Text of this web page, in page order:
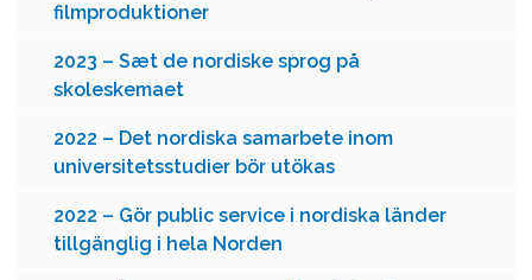
filmproduktioner
2023 – Sæt de nordiske sprog på
skoleskemaet
2022 – Det nordiska samarbete inom
universitetsstudier bör utökas
2022 – Gör public service i nordiska länder
tillgänglig i hela Norden